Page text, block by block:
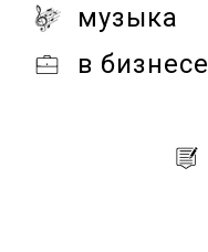
музыка
в бизнесе